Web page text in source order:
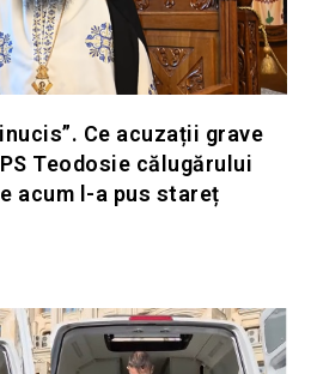
Ce acuzații grave
Teodosie călugărului
acum l-a pus stareț